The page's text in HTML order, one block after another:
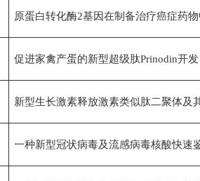
原蛋白转化酶2基因在制备治疗癌症药
促进家禽产蛋的新型超级肽Prinodin开发
新型生长激素释放激素类似肽二聚体及
一种新型冠状病毒及流感病毒核酸快速